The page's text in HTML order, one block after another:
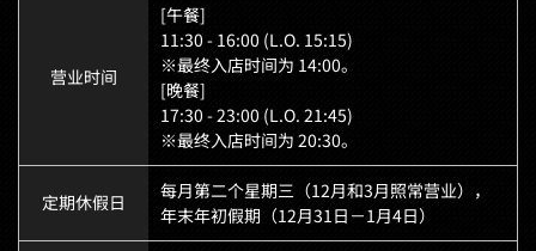
营业时间
[午餐]
11:30 - 16:00 (L.O. 15:15)
※最终入店时间为 14:00。
[晚餐]
17:30 - 23:00 (L.O. 21:45)
※最终入店时间为 20:30。
定期休假日
每月第二个星期三（12月和3月照常营业），
年末年初假期（12月31日－1月4日）